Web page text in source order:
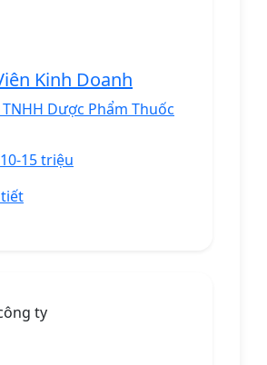
Kinh Doanh
TNHH Dược Phẩm Thuốc
10-15 triệu